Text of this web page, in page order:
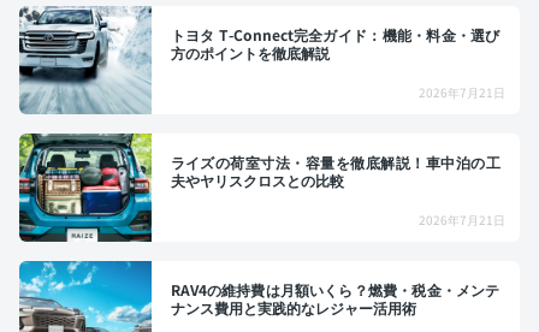
トヨタ T-Connect完全ガイド：機能・料金・選び
方のポイントを徹底解説
2026年7月21日
ライズの荷室寸法・容量を徹底解説！車中泊の工
夫やヤリスクロスとの比較
2026年7月21日
RAV4の維持費は月額いくら？燃費・税金・メンテ
ナンス費用と実践的なレジャー活用術